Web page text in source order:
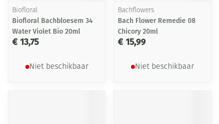
Biofloral
Biofloral Bachbloesem 34
Water Violet Bio 20ml
€ 13,75
Niet beschikbaar
Bachflowers
Bach Flower Remedie 08
Chicory 20ml
€ 15,99
Niet beschikbaar